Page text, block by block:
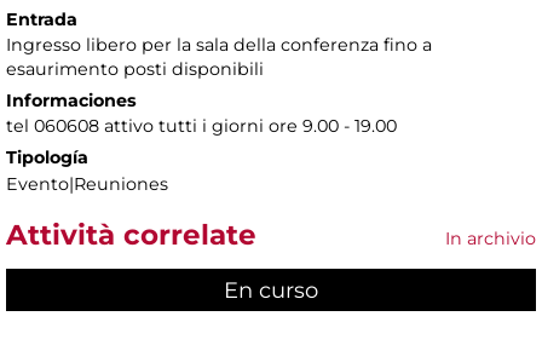
Entrada
Ingresso libero per la sala della conferenza fino a
esaurimento posti disponibili
Informaciones
tel 060608 attivo tutti i giorni ore 9.00 - 19.00
Tipología
Evento|Reuniones
Attività correlate In archivio
En curso